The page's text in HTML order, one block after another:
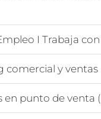
I Trabaja
comercial y ventas
punto de venta